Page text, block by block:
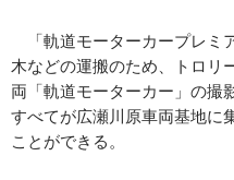
「軌道モーターカープレミ
木などの運搬のため、トロリ
両「軌道モーターカー」の撮
すべてが広瀬川原車両基地に
ことができる。